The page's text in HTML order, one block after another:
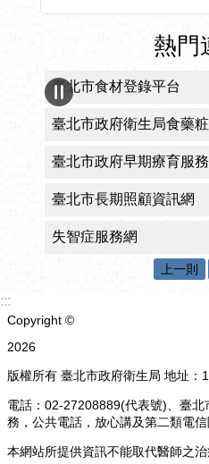
熱門
臺北市食材登錄平台
臺北市政府衛生局食藥
臺北市政府早期療育服
臺北市長期照顧資訊網
失智症服務網
上一則
:::
Copyright ©
2026
版權所有 臺北市政府衛生局 地址：
電話：02-27208889(代表號)、臺
務，公共電話，放心講及第二類電
本網站所提供資訊不能取代醫師之